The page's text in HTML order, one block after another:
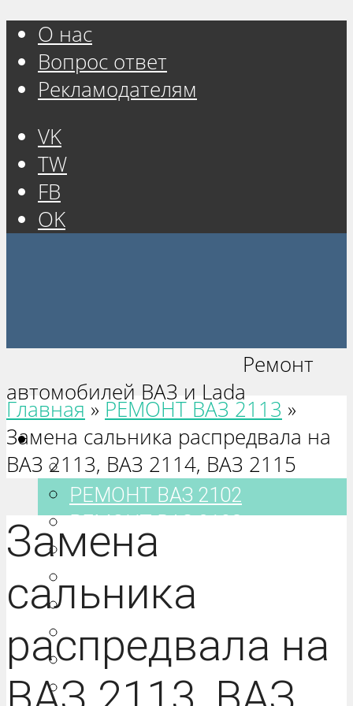
О нас
Вопрос ответ
Рекламодателям
VK
TW
FB
OK
Ремонт
автомобилей ВАЗ и Lada
Ваз 2101-2115
РЕМОНТ ВАЗ 2101
РЕМОНТ ВАЗ 2102
РЕМОНТ ВАЗ 2103
РЕМОНТ ВАЗ 2104
РЕМОНТ ВАЗ 2106
РЕМОНТ ВАЗ 2107
РЕМОНТ ВАЗ 2108
РЕМОНТ ВАЗ 2109
Главная » РЕМОНТ ВАЗ 2113 »
Замена сальника распредвала на
ВАЗ 2113, ВАЗ 2114, ВАЗ 2115
Замена
сальника
распредвала на